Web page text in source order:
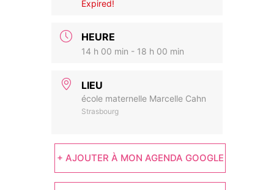
Expired!
HEURE
14 h 00 min - 18 h 00 min
LIEU
école maternelle Marcelle Cahn
Strasbourg
+ AJOUTER À MON AGENDA GOOGLE